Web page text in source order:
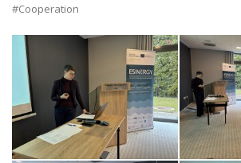
#Cooperation